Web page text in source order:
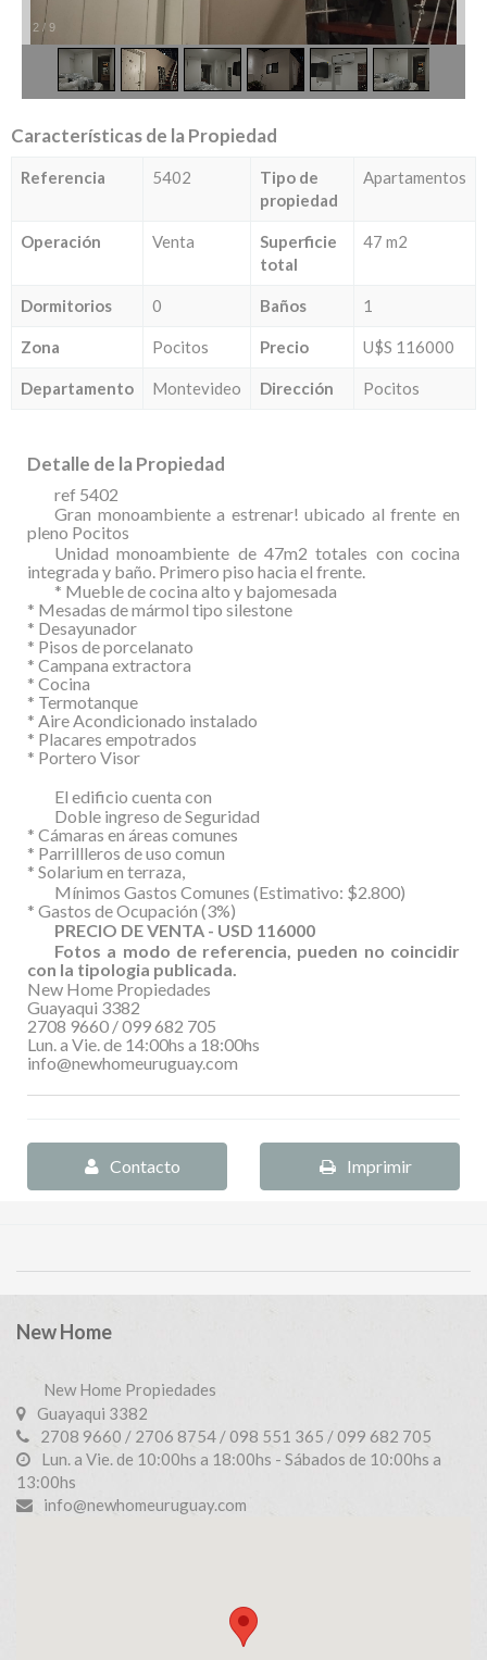
2 / 9
Características de la Propiedad
Referencia 5402
Tipo de
propiedad
Apartamentos
Operación Venta
Superficie
total
47 m2
Dormitorios 0 Baños 1
Zona Pocitos Precio U$S 116000
Departamento Montevideo Dirección Pocitos
Detalle de la Propiedad
ref 5402
Gran monoambiente a estrenar! ubicado al frente en
pleno Pocitos
Unidad monoambiente de 47m2 totales con cocina
integrada y baño. Primero piso hacia el frente.
* Mueble de cocina alto y bajomesada
* Mesadas de mármol tipo silestone
* Desayunador
* Pisos de porcelanato
* Campana extractora
* Cocina
* Termotanque
* Aire Acondicionado instalado
* Placares empotrados
* Portero Visor
El edificio cuenta con
Doble ingreso de Seguridad
* Cámaras en áreas comunes
* Parrillleros de uso comun
* Solarium en terraza,
Mínimos Gastos Comunes (Estimativo: $2.800)
* Gastos de Ocupación (3%)
PRECIO DE VENTA - USD 116000
Fotos a modo de referencia, pueden no coincidir
con la tipologia publicada.
New Home Propiedades
Guayaqui 3382
2708 9660 / 099 682 705
Lun. a Vie. de 14:00hs a 18:00hs
info@newhomeuruguay.com
Contacto Imprimir
New Home
New Home Propiedades
Guayaqui 3382
2708 9660 / 2706 8754 / 098 551 365 / 099 682 705
Lun. a Vie. de 10:00hs a 18:00hs - Sábados de 10:00hs a
13:00hs
info@newhomeuruguay.com